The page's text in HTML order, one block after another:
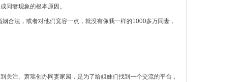
同妻现象的根本原因。
合法，或者对他们宽容一点，就没有像我一样的1000多万同妻，
关注。萧瑶创办同妻家园，是为了给姐妹们找到一个交流的平台，